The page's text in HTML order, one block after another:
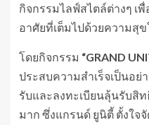
กิจกรรมไลฟ์สไตล์ต่างๆ เ
อาศัยที่เต็มไปด้วยความสุ
โดยกิจกรรม “GRAND
ประสบความสำเร็จเป็นอย่
รับและลงทะเบียนลุ้นรับสิ
มาก ซึ่งแกรนด์ ยูนิตี้ ตั้งใจ